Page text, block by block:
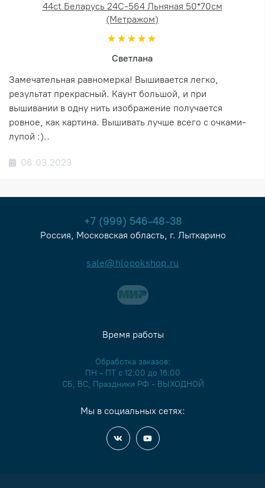
44ct Беларусь 24С-564 Льняная 50*70см
(Метражом)
Светлана
Замечательная равномерка! Вышивается легко,
результат прекрасный. Каунт большой, и при
вышивании в одну нить изображение получается
ровное, как картина. Вышивать лучше всего с очками-
лупой :)..
06.03.2023
+7 (999) 546-48-38
Россия, Московская область, г. Лыткарино
sale@hlopokshop.ru
Время работы
Обработка заказов:
ПН - ПТ с 12:00 до 16:00
СБ, ВС, Праздники РФ - ВЫХОДНОЙ
Мы в социальных сетях: